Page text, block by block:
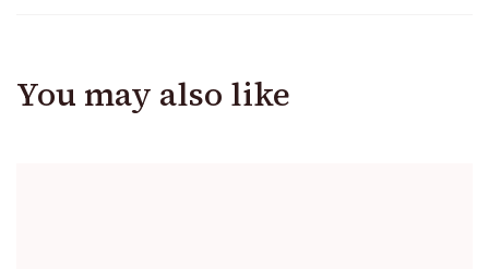
You may also like